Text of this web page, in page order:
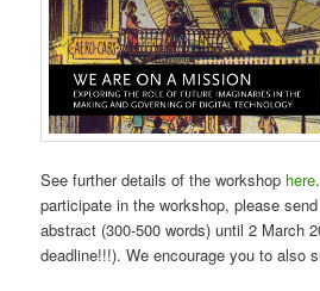
See further details of the workshop here
participate in the workshop, please
abstract (300-500 words) until 2 March
deadline!!!). We encourage you to also